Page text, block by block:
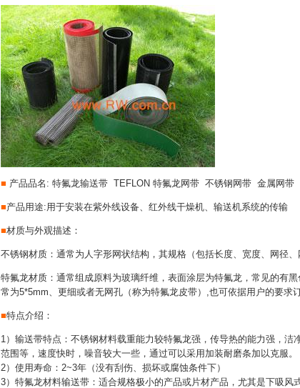
■ 产品品名: 特氟龙输送带 TEFLON 特氟龙网带 不锈钢网带 金属网带
■产品用途:用于安装在紫外线设备、红外线干燥机、输送机系统的传输
■材质与外观描述：
不锈钢材质：通常为人字形网状结构，其规格（包括长度、宽度、网径
特氟龙材质：通常组成原料为玻璃纤维，表面涂层为特氟龙，常见的有
常为5*5mm、更细或者无网孔（称为特氟龙皮带）,也可依据用户的要求
■特点介绍：
1）输送带特点：不锈钢材料载重能力较特氟龙强，传导热的能力强，
范围等，速度快时，噪音较大一些，通过可以采用加装耐磨条加以克服。
2）使用寿命：2~3年（没有刮伤、损坏或腐蚀条件下）
3）特氟龙材料输送带：适合规格极小的产品或片材产品，尤其是下吸